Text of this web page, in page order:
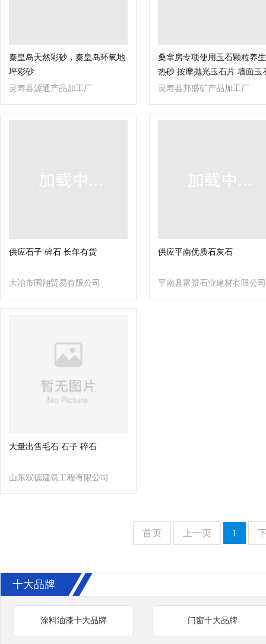
秦皇岛天然彩砂，秦皇岛环氧地
坪彩砂
灵寿县源通产品加工厂
桑拿房专项使用玉石颗粒养
热砂 按摩抛光玉石片 墙面玉
板可定制
灵寿县邦盛矿产品加工厂
供应石子 碎石 长年有货
大冶市国翔贸易有限公司
供应平南优质石灰石
平南县富景石业建材有限公司
大量出售毛石 石子 碎石
山东双德建筑工程有限公司
首页 上一页 1
十大品牌
涂料油漆十大品牌 门窗十大品牌